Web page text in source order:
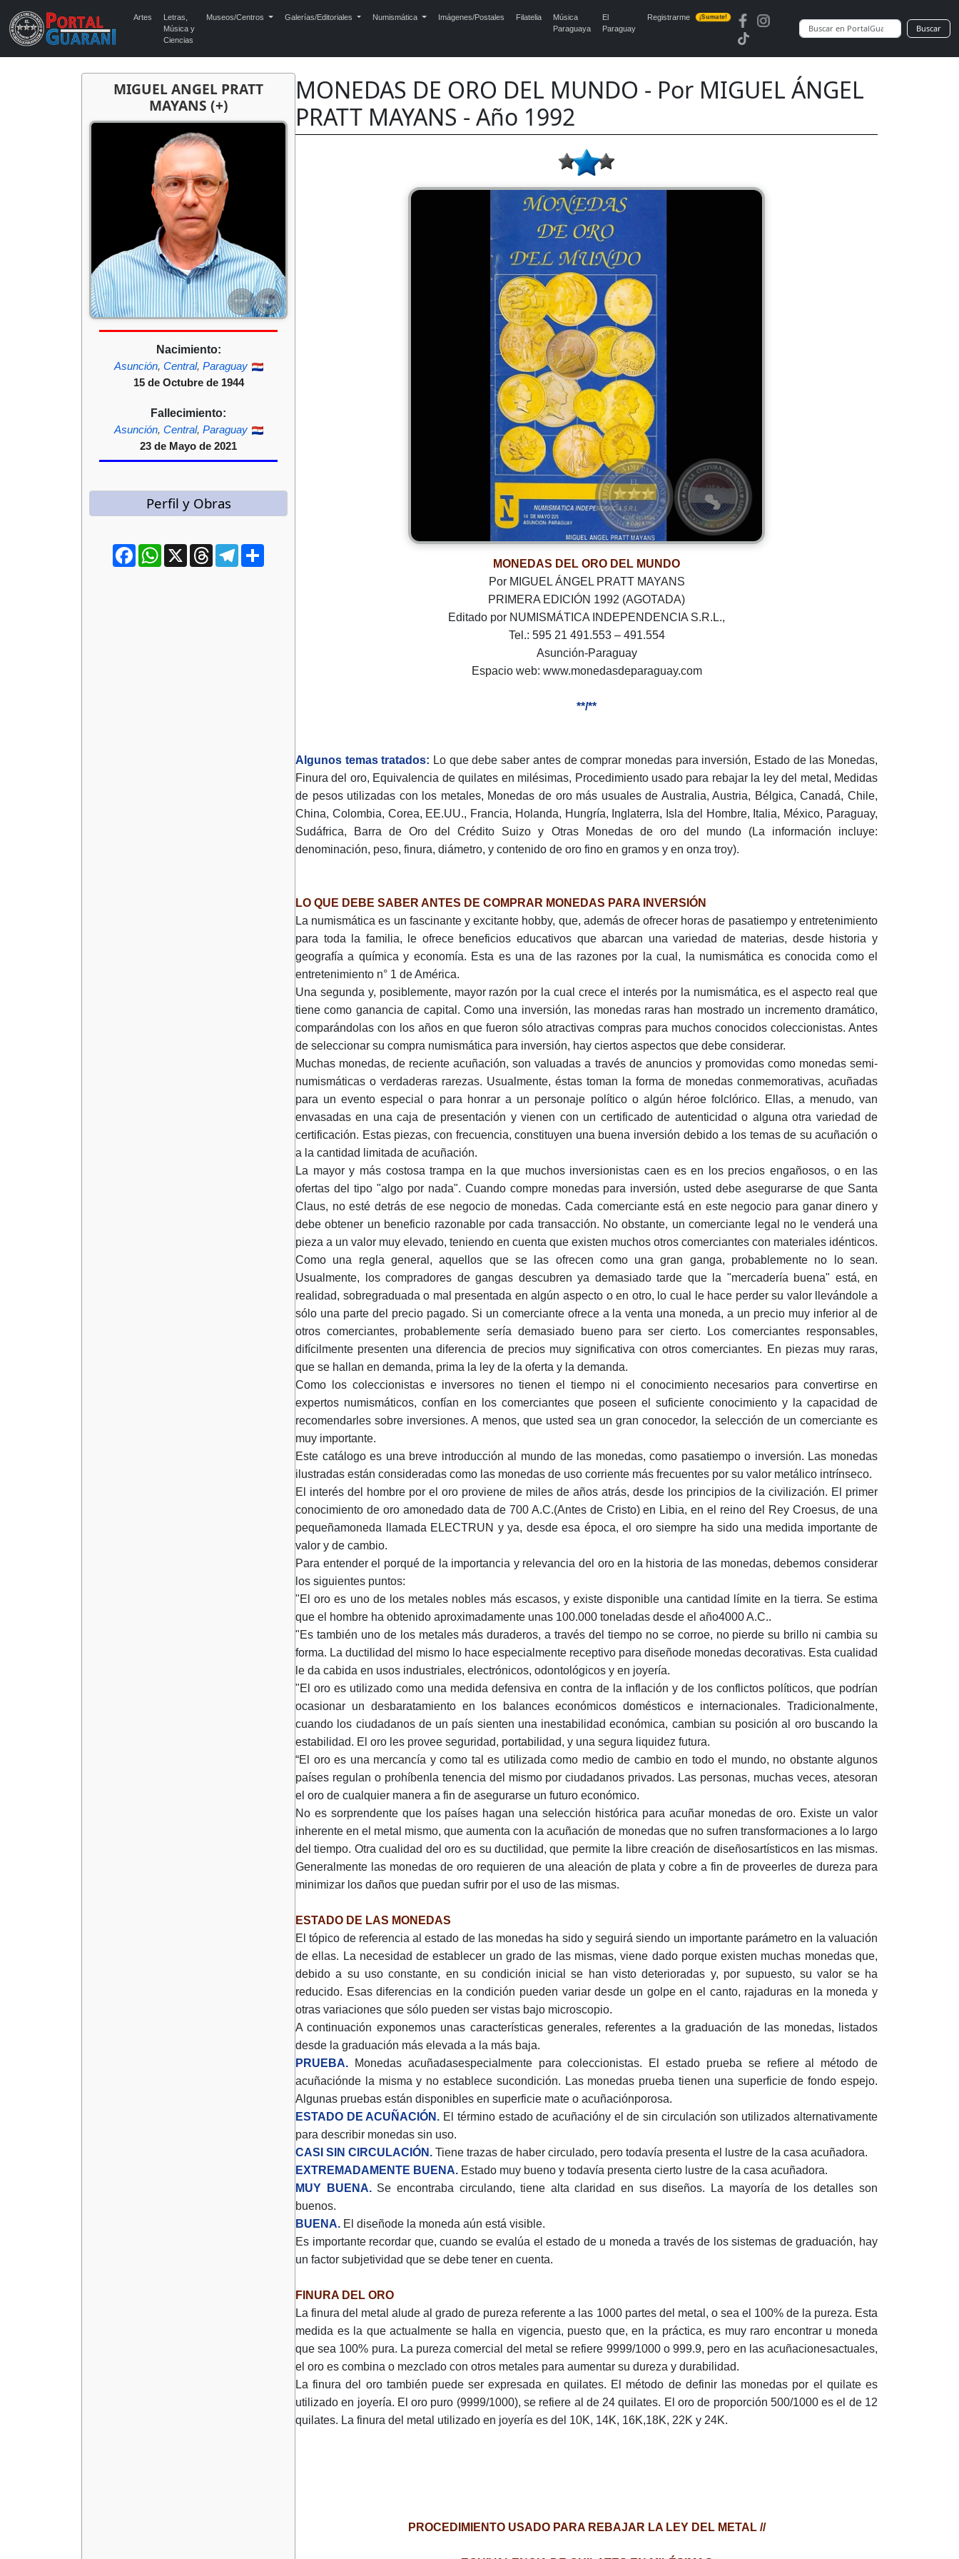
Artes
Letras,
Música y
Ciencias
Museos/Centros Galerías/Editoriales Numismática Imágenes/Postales Filatelia
Música
Paraguaya
El
Paraguay
Registrarme ¡Sumate!
Buscar
MIGUEL ANGEL PRATT
MAYANS (+)
Nacimiento:
Asunción, Central, Paraguay
15 de Octubre de 1944
Fallecimiento:
Asunción, Central, Paraguay
23 de Mayo de 2021
Perfil y Obras
FacebookWhatsApp
X ThreadsTelegram
MONEDAS DE ORO DEL MUNDO - Por MIGUEL ÁNGEL
PRATT MAYANS - Año 1992
MONEDAS DEL ORO DEL MUNDO
Por MIGUEL ÁNGEL PRATT MAYANS
PRIMERA EDICIÓN 1992 (AGOTADA)
Editado por NUMISMÁTICA INDEPENDENCIA S.R.L.,
Tel.: 595 21 491.553 – 491.554
Asunción-Paraguay
Espacio web: www.monedasdeparaguay.com
**/**
Algunos temas tratados: Lo que debe saber antes de comprar monedas para inversión, Estado de las Monedas,
Finura del oro, Equivalencia de quilates en milésimas, Procedimiento usado para rebajar la ley del metal, Medidas
de pesos utilizadas con los metales, Monedas de oro más usuales de Australia, Austria, Bélgica, Canadá, Chile,
China, Colombia, Corea, EE.UU., Francia, Holanda, Hungría, Inglaterra, Isla del Hombre, Italia, México, Paraguay,
Sudáfrica, Barra de Oro del Crédito Suizo y Otras Monedas de oro del mundo (La información incluye:
denominación, peso, finura, diámetro, y contenido de oro fino en gramos y en onza troy).
LO QUE DEBE SABER ANTES DE COMPRAR MONEDAS PARA INVERSIÓN
La numismática es un fascinante y excitante hobby, que, además de ofrecer horas de pasatiempo y entretenimiento
para toda la familia, le ofrece beneficios educativos que abarcan una variedad de materias, desde historia y
geografía a química y economía. Esta es una de las razones por la cual, la numismática es conocida como el
entretenimiento n° 1 de América.
Una segunda y, posiblemente, mayor razón por la cual crece el interés por la numismática, es el aspecto real que
tiene como ganancia de capital. Como una inversión, las monedas raras han mostrado un incremento dramático,
comparándolas con los años en que fueron sólo atractivas compras para muchos conocidos coleccionistas. Antes
de seleccionar su compra numismática para inversión, hay ciertos aspectos que debe considerar.
Muchas monedas, de reciente acuñación, son valuadas a través de anuncios y promovidas como monedas semi-
numismáticas o verdaderas rarezas. Usualmente, éstas toman la forma de monedas conmemorativas, acuñadas
para un evento especial o para honrar a un personaje político o algún héroe folclórico. Ellas, a menudo, van
envasadas en una caja de presentación y vienen con un certificado de autenticidad o alguna otra variedad de
certificación. Estas piezas, con frecuencia, constituyen una buena inversión debido a los temas de su acuñación o
a la cantidad limitada de acuñación.
La mayor y más costosa trampa en la que muchos inversionistas caen es en los precios engañosos, o en las
ofertas del tipo "algo por nada". Cuando compre monedas para inversión, usted debe asegurarse de que Santa
Claus, no esté detrás de ese negocio de monedas. Cada comerciante está en este negocio para ganar dinero y
debe obtener un beneficio razonable por cada transacción. No obstante, un comerciante legal no le venderá una
pieza a un valor muy elevado, teniendo en cuenta que existen muchos otros comerciantes con materiales idénticos.
Como una regla general, aquellos que se las ofrecen como una gran ganga, probablemente no lo sean.
Usualmente, los compradores de gangas descubren ya demasiado tarde que la "mercadería buena" está, en
realidad, sobregraduada o mal presentada en algún aspecto o en otro, lo cual le hace perder su valor llevándole a
sólo una parte del precio pagado. Si un comerciante ofrece a la venta una moneda, a un precio muy inferior al de
otros comerciantes, probablemente sería demasiado bueno para ser cierto. Los comerciantes responsables,
difícilmente presenten una diferencia de precios muy significativa con otros comerciantes. En piezas muy raras,
que se hallan en demanda, prima la ley de la oferta y la demanda.
Como los coleccionistas e inversores no tienen el tiempo ni el conocimiento necesarios para convertirse en
expertos numismáticos, confían en los comerciantes que poseen el suficiente conocimiento y la capacidad de
recomendarles sobre inversiones. A menos, que usted sea un gran conocedor, la selección de un comerciante es
muy importante.
Este catálogo es una breve introducción al mundo de las monedas, como pasatiempo o inversión. Las monedas
ilustradas están consideradas como las monedas de uso corriente más frecuentes por su valor metálico intrínseco.
El interés del hombre por el oro proviene de miles de años atrás, desde los principios de la civilización. El primer
conocimiento de oro amonedado data de 700 A.C.(Antes de Cristo) en Libia, en el reino del Rey Croesus, de una
pequeñamoneda llamada ELECTRUN y ya, desde esa época, el oro siempre ha sido una medida importante de
valor y de cambio.
Para entender el porqué de la importancia y relevancia del oro en la historia de las monedas, debemos considerar
los siguientes puntos:
"El oro es uno de los metales nobles más escasos, y existe disponible una cantidad límite en la tierra. Se estima
que el hombre ha obtenido aproximadamente unas 100.000 toneladas desde el año4000 A.C..
"Es también uno de los metales más duraderos, a través del tiempo no se corroe, no pierde su brillo ni cambia su
forma. La ductilidad del mismo lo hace especialmente receptivo para diseñode monedas decorativas. Esta cualidad
le da cabida en usos industriales, electrónicos, odontológicos y en joyería.
"El oro es utilizado como una medida defensiva en contra de la inflación y de los conflictos políticos, que podrían
ocasionar un desbaratamiento en los balances económicos domésticos e internacionales. Tradicionalmente,
cuando los ciudadanos de un país sienten una inestabilidad económica, cambian su posición al oro buscando la
estabilidad. El oro les provee seguridad, portabilidad, y una segura liquidez futura.
“El oro es una mercancía y como tal es utilizada como medio de cambio en todo el mundo, no obstante algunos
países regulan o prohíbenla tenencia del mismo por ciudadanos privados. Las personas, muchas veces, atesoran
el oro de cualquier manera a fin de asegurarse un futuro económico.
No es sorprendente que los países hagan una selección histórica para acuñar monedas de oro. Existe un valor
inherente en el metal mismo, que aumenta con la acuñación de monedas que no sufren transformaciones a lo largo
del tiempo. Otra cualidad del oro es su ductilidad, que permite la libre creación de diseñosartísticos en las mismas.
Generalmente las monedas de oro requieren de una aleación de plata y cobre a fin de proveerles de dureza para
minimizar los daños que puedan sufrir por el uso de las mismas.
ESTADO DE LAS MONEDAS
El tópico de referencia al estado de las monedas ha sido y seguirá siendo un importante parámetro en la valuación
de ellas. La necesidad de establecer un grado de las mismas, viene dado porque existen muchas monedas que,
debido a su uso constante, en su condición inicial se han visto deterioradas y, por supuesto, su valor se ha
reducido. Esas diferencias en la condición pueden variar desde un golpe en el canto, rajaduras en la moneda y
otras variaciones que sólo pueden ser vistas bajo microscopio.
A continuación exponemos unas características generales, referentes a la graduación de las monedas, listados
desde la graduación más elevada a la más baja.
PRUEBA. Monedas acuñadasespecialmente para coleccionistas. El estado prueba se refiere al método de
acuñaciónde la misma y no establece sucondición. Las monedas prueba tienen una superficie de fondo espejo.
Algunas pruebas están disponibles en superficie mate o acuñaciónporosa.
ESTADO DE ACUÑACIÓN. El término estado de acuñacióny el de sin circulación son utilizados alternativamente
para describir monedas sin uso.
CASI SIN CIRCULACIÓN. Tiene trazas de haber circulado, pero todavía presenta el lustre de la casa acuñadora.
EXTREMADAMENTE BUENA. Estado muy bueno y todavía presenta cierto lustre de la casa acuñadora.
MUY BUENA.Se encontraba circulando, tiene alta claridad en sus diseños. La mayoría de los detalles son
buenos.
BUENA. El diseñode la moneda aún está visible.
Es importante recordar que, cuando se evalúa el estado de u moneda a través de los sistemas de graduación, hay
un factor subjetividad que se debe tener en cuenta.
FINURA DEL ORO
La finura del metal alude al grado de pureza referente a las 1000 partes del metal, o sea el 100% de la pureza. Esta
medida es la que actualmente se halla en vigencia, puesto que, en la práctica, es muy raro encontrar u moneda
que sea 100% pura. La pureza comercial del metal se refiere 9999/1000 o 999.9, pero en las acuñacionesactuales,
el oro es combina o mezclado con otros metales para aumentar su dureza y durabilidad.
La finura del oro también puede ser expresada en quilates. El método de definir las monedas por el quilate es
utilizado en joyería. El oro puro (9999/1000), se refiere al de 24 quilates. El oro de proporción 500/1000 es el de 12
quilates. La finura del metal utilizado en joyería es del 10K, 14K, 16K,18K, 22K y 24K.
PROCEDIMIENTO USADO PARA REBAJAR LA LEY DEL METAL //